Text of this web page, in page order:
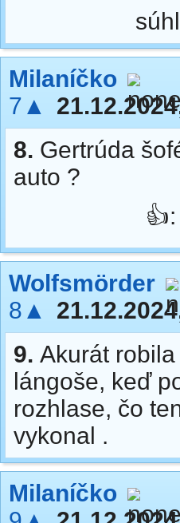
Milaníčko
7▲
8. Gertrúda
auto ?
👍:
Wolfsmörder
8▲
9. Akurát
lángoše, keď
rozhlase, čo
vykonal .
Milaníčko